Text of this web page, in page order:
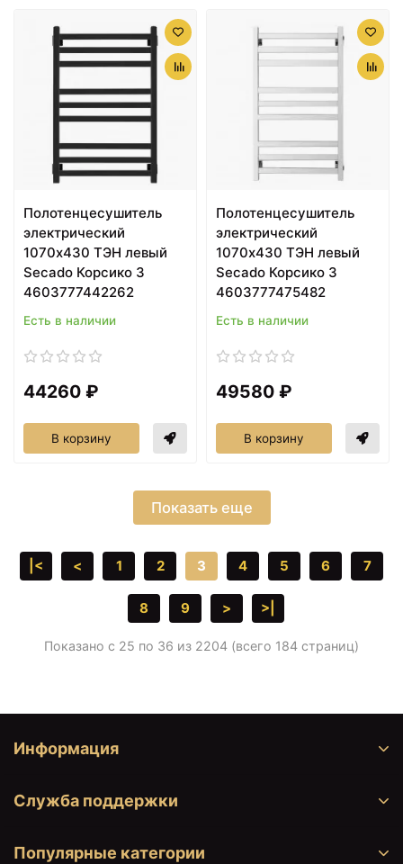
Полотенцесушитель
электрический
1070х430 ТЭН левый
Secado Корсико 3
4603777442262
Есть в наличии
44260 ₽
В корзину
Полотенцесушитель
электрический
1070х430 ТЭН левый
Secado Корсико 3
4603777475482
Есть в наличии
49580 ₽
В корзину
Показать еще
|< < 1 2 3 4 5 6 7
8 9 > >|
Показано с 25 по 36 из 2204 (всего 184 страниц)
Информация
Служба поддержки
Популярные категории